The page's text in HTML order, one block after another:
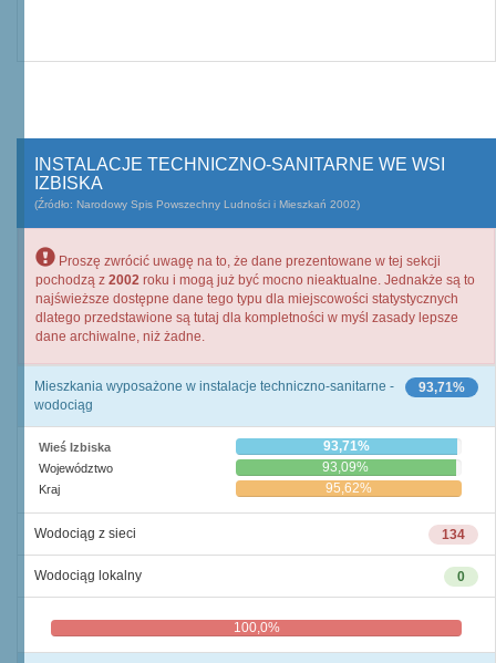
INSTALACJE TECHNICZNO-SANITARNE WE WSI
IZBISKA
(Źródło: Narodowy Spis Powszechny Ludności i Mieszkań 2002)
Proszę zwrócić uwagę na to, że dane prezentowane w tej sekcji
pochodzą z 2002 roku i mogą już być mocno nieaktualne. Jednakże są to
najświeższe dostępne dane tego typu dla miejscowości statystycznych
dlatego przedstawione są tutaj dla kompletności w myśl zasady lepsze
dane archiwalne, niż żadne.
93,71%
Mieszkania wyposażone w instalacje techniczno-sanitarne -
wodociąg
Wieś Izbiska 93,71%
Województwo 93,09%
Kraj 95,62%
134
Wodociąg z sieci
0
Wodociąg lokalny
100,0%